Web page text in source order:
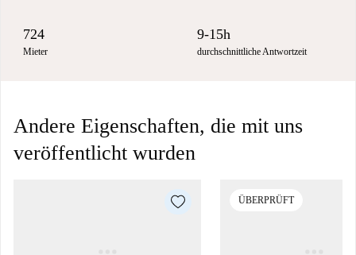
724
Mieter
9-15h
durchschnittliche Antwortzeit
Andere Eigenschaften, die mit uns
veröffentlicht wurden
ÜBERPRÜFT